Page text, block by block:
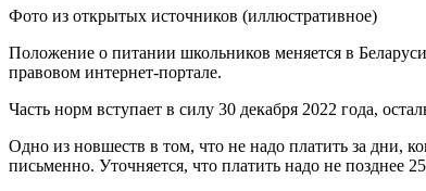
Фото из открытых источников (иллюстративное)
Положение о питании школьников меняется в
правовом интернет-портале.
Часть норм вступает в силу 30 декабря 2022 года,
Одно из новшеств в том, что не надо платить за дни,
письменно. Уточняется, что платить надо не позднее